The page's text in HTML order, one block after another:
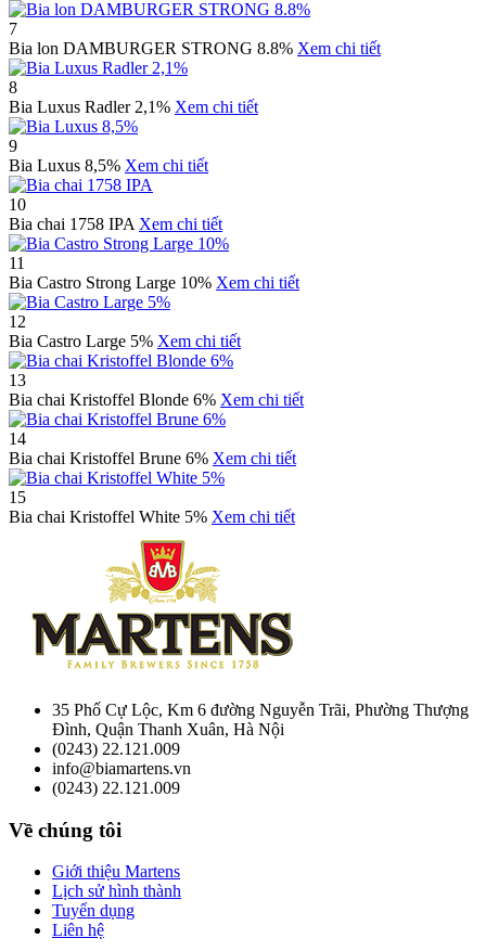
7
Bia lon DAMBURGER STRONG 8.8% Xem chi tiết
8
Bia Luxus Radler 2,1% Xem chi tiết
9
Bia Luxus 8,5% Xem chi tiết
10
Bia chai 1758 IPA Xem chi tiết
11
Bia Castro Strong Large 10% Xem chi tiết
12
Bia Castro Large 5% Xem chi tiết
13
Bia chai Kristoffel Blonde 6% Xem chi tiết
14
Bia chai Kristoffel Brune 6% Xem chi tiết
15
Bia chai Kristoffel White 5% Xem chi tiết
35 Phố Cự Lộc, Km 6 đường Nguyễn Trãi, Phường Thượng
Đình, Quận Thanh Xuân, Hà Nội
(0243) 22.121.009
info@biamartens.vn
(0243) 22.121.009
Về chúng tôi
Giới thiệu Martens
Lịch sử hình thành
Tuyển dụng
Liên hệ